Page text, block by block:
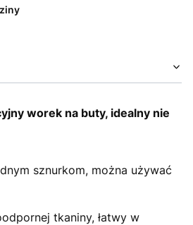
worek na buty, idealny nie
sznurkom, można używać
tkaniny, łatwy w